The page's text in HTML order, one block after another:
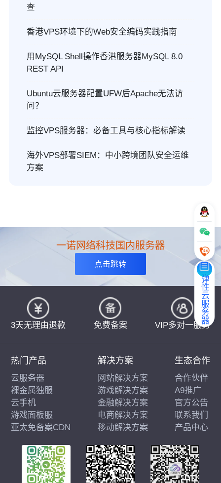
查
香港VPS环境下的Web安全编码实践指南
用MySQL Shell操作香港服务器MySQL 8.0
REST API
Ubuntu云服务器配置UFW后Apache无法访
问？
监控VPS服务器：必备工具与核心指标解读
海外VPS部署SIEM：中小跨境团队安全运维
方案
弹性云服务器
一诺网络科技国内服务器
点击跳转
3天无理由退款 免费备案 VIP多对一服务
热门产品
云服务器
裸金属独服
云手机
游戏面板服
亚太免备案CDN
解决方案
网站解决方案
游戏解决方案
金融解决方案
电商解决方案
移动解决方案
生态合作
合作伙伴
A9推广
官方公告
联系我们
产品中心